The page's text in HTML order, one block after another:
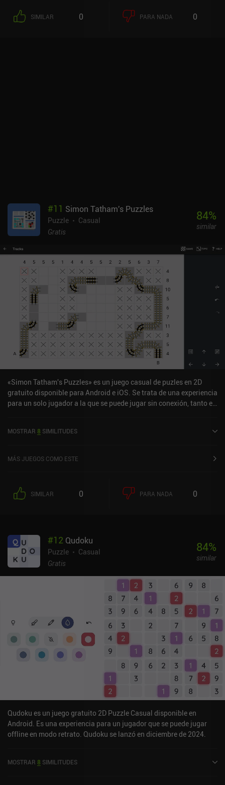
SIMILAR 0 PARA NADA 0
#11 Simon Tatham's Puzzles
Puzzle
Casual
Gratis
84%
similar
«Simon Tatham's Puzzles» es un juego casual de puzles en 2D
gratuito disponible para Android e iOS. Se trata de una experiencia
para un solo jugador a la que se puede jugar sin conexión, tanto en
una puntuación de 4,9 sobre 5,0 en Google Play y de 4,8 sobre 5,0
MOSTRAR 8 SIMILITUDES
MÁS JUEGOS COMO ESTE
SIMILAR 0 PARA NADA 0
#12 Qudoku
Puzzle
Casual
Gratis
84%
similar
Qudoku es un juego gratuito 2D Puzzle Casual disponible en
Android. Es una experiencia para un jugador que se puede jugar
offline en modo retrato. Qudoku se lanzó en diciembre de 2024.
MOSTRAR 8 SIMILITUDES